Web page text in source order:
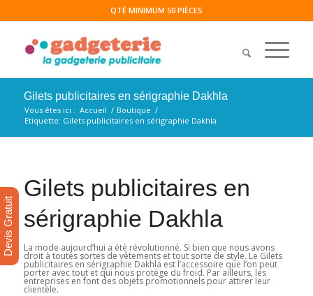
QTÉ MINIMUM 50 PIÈCES
Gilets publicitaires en sérigraphie Dakhla
Vous êtes ici : Accueil / Boutique /
Etiquette: Gilets publicitaires en sérigraphie Dakhla
Gilets publicitaires en
sérigraphie Dakhla
La mode aujourd’hui a été révolutionné. Si bien que nous avons
droit à toutes sortes de vêtements et tout sorte de style. Le Gilets
publicitaires en sérigraphie Dakhla est l’accessoire que l’on peut
porter avec tout et qui nous protège du froid. Par ailleurs, les
entreprises en font des objets promotionnels pour attirer leur
clientèle.
Devis Gratuit